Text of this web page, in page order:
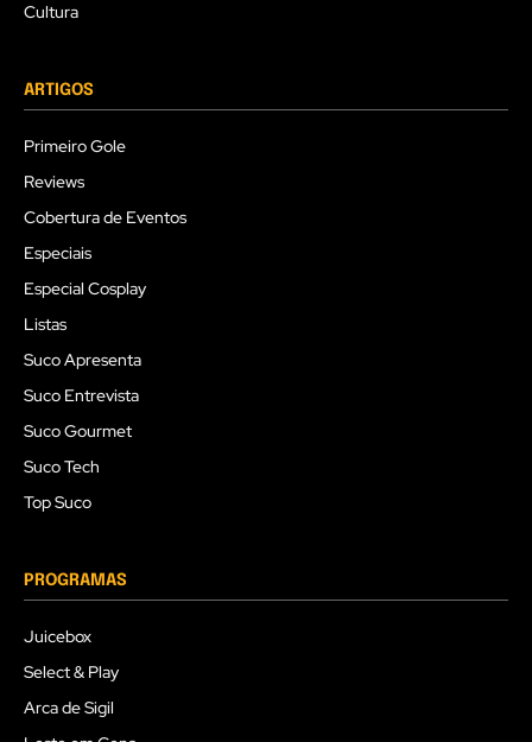
Cultura
ARTIGOS
Primeiro Gole
Reviews
Cobertura de Eventos
Especiais
Especial Cosplay
Listas
Suco Apresenta
Suco Entrevista
Suco Gourmet
Suco Tech
Top Suco
PROGRAMAS
Juicebox
Select & Play
Arca de Sigil